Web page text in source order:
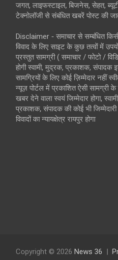
जगत, लाइफस्टाइल, बिजनेस, सेहत,
टेक्नोलॉजी से संबंधित खबरें पोस्ट की
Disclaimer - समाचार से सम्बंधित
विवाद के लिए साइट के कुछ तत्वों में
प्रस्तुत सामग्री ( समाचार / फोटो /
होगी स्वामी, मुद्रक, प्रकाशक, संपादक
सामग्रियों के लिए कोई ज़िम्मेदार नहीं
न्यूज़ पोर्टल में प्रकाशित ऐसी सामग्री के
खबर देने वाला स्वयं जिम्मेदार होगा,
प्रकाशक, संपादक की कोई भी जिम्मेदारी
विवादों का न्यायक्षेत्र रायपुर होगा
Copyright © 2026 News 36